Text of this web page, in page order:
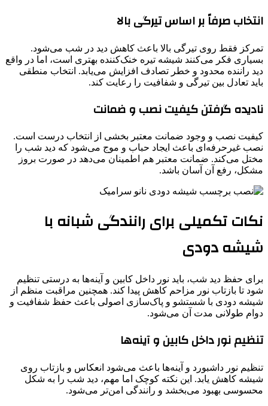
انتخاب صرفاً بر اساس تیرگی بالا
تمرکز فقط روی تیرگی بالا باعث کاهش دید در شب می‌شود.
بسیاری فکر می‌کنند شیشه تیره خنک‌کننده بهتری است، اما در واقع
دید راننده محدود و خطر تصادف افزایش می‌یابد. انتخاب منطقی
باید تعادل بین تیرگی و شفافیت را رعایت کند.
نادیده گرفتن کیفیت نصب و ضمانت
کیفیت نصب و وجود ضمانت معتبر بخشی از انتخاب درست است.
نصب غیرحرفه‌ای باعث ایجاد حباب و موج می‌شود که دید شب را
مختل می‌کند. ضمانت معتبر هم اطمینان می‌دهد در صورت بروز
مشکل، رفع آن آسان باشد.
نکات تکمیلی برای رانندگی شبانه با
شیشه دودی
برای حفظ دید شب، باید نور داخل کابین و آینه‌ها به درستی تنظیم
شود تا بازتاب نور مزاحم کاهش پیدا کند. همچنین مراقبت منظم از
شیشه دودی با شستشو و پاک‌سازی اصولی باعث حفظ شفافیت و
دوام طولانی مدت آن می‌شود.
تنظیم نور داخل کابین و آینه‌ها
تنظیم نور داشبورد و آینه‌ها باعث می‌شود انعکاس و بازتاب روی
شیشه کاهش یابد. این نکته کوچک اما مهم، دید شب را به شکل
محسوسی بهبود می‌بخشد و رانندگی امن‌تر می‌شود.